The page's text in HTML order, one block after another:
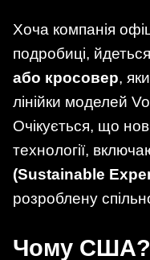
Хоча компанія
подробиці,
або кросовер,
лінійки моделей
Очікується, що
технології,
(Sustainable
розроблену
Чому США?